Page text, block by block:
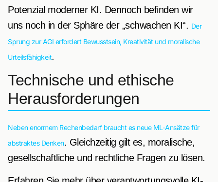
Potenzial moderner KI. Dennoch befinden wir
uns noch in der Sphäre der „schwachen KI“. Der
Sprung zur AGI erfordert Bewusstsein, Kreativität und moralische
Urteilsfähigkeit.
Technische und ethische
Herausforderungen
Neben enormem Rechenbedarf braucht es neue ML-Ansätze für
abstraktes Denken. Gleichzeitig gilt es, moralische,
gesellschaftliche und rechtliche Fragen zu lösen.